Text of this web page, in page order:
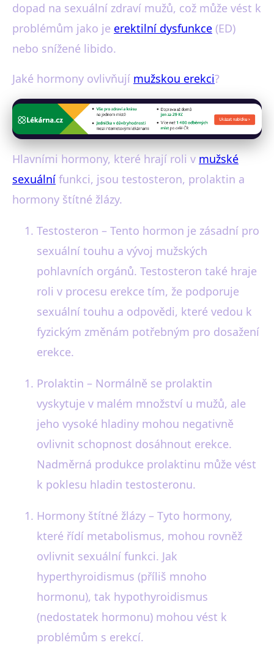
dopad na sexuální zdraví mužů, což může vést k
problémům jako je erektilní dysfunkce (ED)
nebo snížené libido.
Jaké hormony ovlivňují mužskou erekci?
Hlavními hormony, které hrají roli v mužské
sexuální funkci, jsou testosteron, prolaktin a
hormony štítné žlázy.
Testosteron – Tento hormon je zásadní pro
sexuální touhu a vývoj mužských
pohlavních orgánů. Testosteron také hraje
roli v procesu erekce tím, že podporuje
sexuální touhu a odpovědi, které vedou k
fyzickým změnám potřebným pro dosažení
erekce.
Prolaktin – Normálně se prolaktin
vyskytuje v malém množství u mužů, ale
jeho vysoké hladiny mohou negativně
ovlivnit schopnost dosáhnout erekce.
Nadměrná produkce prolaktinu může vést
k poklesu hladin testosteronu.
Hormony štítné žlázy – Tyto hormony,
které řídí metabolismus, mohou rovněž
ovlivnit sexuální funkci. Jak
hyperthyroidismus (příliš mnoho
hormonu), tak hypothyroidismus
(nedostatek hormonu) mohou vést k
problémům s erekcí.